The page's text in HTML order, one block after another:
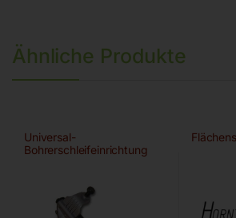
Ähnliche Produkte
Universal-
Bohrerschleifeinrichtung